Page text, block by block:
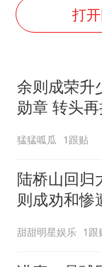
打
余则成荣升
勋章 转
猛猛呱瓜 1跟贴
陆桥山回归
则成劝和惨
甜甜明星娱乐 1跟